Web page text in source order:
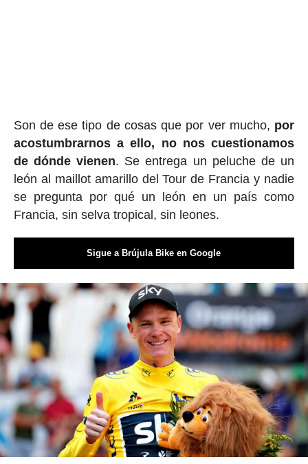
Son de ese tipo de cosas que por ver mucho, por
acostumbrarnos a ello, no nos cuestionamos
de dónde vienen. Se entrega un peluche de un
león al maillot amarillo del Tour de Francia y nadie
se pregunta por qué un león en un país como
Francia, sin selva tropical, sin leones.
Sigue a Brújula Bike en Google